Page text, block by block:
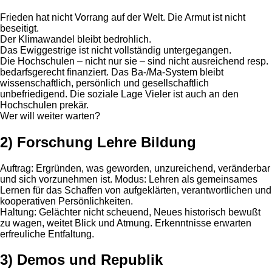
Frieden hat nicht Vorrang auf der Welt. Die Armut ist nicht
beseitigt.
Der Klimawandel bleibt bedrohlich.
Das Ewiggestrige ist nicht vollständig untergegangen.
Die Hochschulen – nicht nur sie – sind nicht ausreichend resp.
bedarfsgerecht finanziert. Das Ba-/Ma-System bleibt
wissenschaftlich, persönlich und gesellschaftlich
unbefriedigend. Die soziale Lage Vieler ist auch an den
Hochschulen prekär.
Wer will weiter warten?
2) Forschung Lehre Bildung
Auftrag: Ergründen, was geworden, unzureichend, veränderbar
und sich vorzunehmen ist. Modus: Lehren als gemeinsames
Lernen für das Schaffen von aufgeklärten, verantwortlichen und
kooperativen Persönlichkeiten.
Haltung: Gelächter nicht scheuend, Neues historisch bewußt
zu wagen, weitet Blick und Atmung. Erkenntnisse erwarten
erfreuliche Entfaltung.
3) Demos und Republik